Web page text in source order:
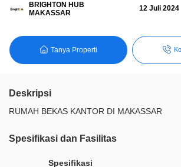
BRIGHTON HUB
MAKASSAR
12 Juli 2024
Tanya Properti
Deskripsi
RUMAH BEKAS KANTOR DI MAKASSAR
Spesifikasi dan Fasilitas
Spesifikasi